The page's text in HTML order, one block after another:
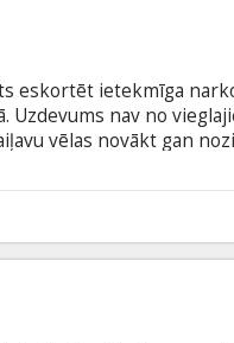
eskortēt ietekmīga
nav no
vēlas novākt gan
visai Teksasai. Filma